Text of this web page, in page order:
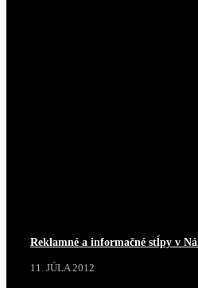
Reklamné a informačné stĺpy v
11. JÚLA 2012